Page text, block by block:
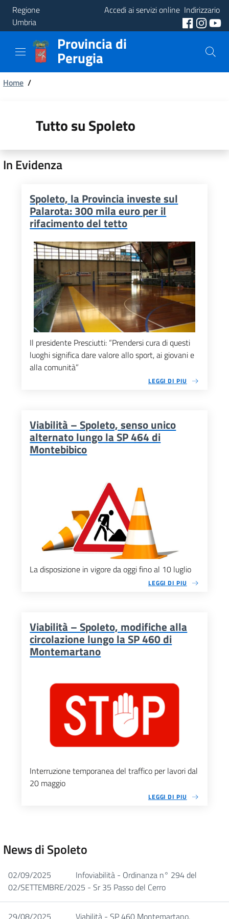
Regione
Umbria
Accedi ai servizi online Indirizzario
Provincia
Aree
Tematiche
Provincia di
Perugia
Briciole
pane
Home /
Tutto su Spoleto
In Evidenza
Spoleto, la Provincia investe sul
Palarota: 300 mila euro per il
rifacimento del tetto
Il presidente Presciutti: “Prendersi cura di questi
luoghi significa dare valore allo sport, ai giovani e
alla comunità”
LEGGI DI PIU
Viabilità – Spoleto, senso unico
alternato lungo la SP 464 di
Montebibico
La disposizione in vigore da oggi fino al 10 luglio
LEGGI DI PIU
Viabilità – Spoleto, modifiche alla
circolazione lungo la SP 460 di
Montemartano
Interruzione temporanea del traffico per lavori dal
20 maggio
LEGGI DI PIU
News di Spoleto
02/09/2025
Infoviabilità - Ordinanza n° 294 del
02/SETTEMBRE/2025 - Sr 35 Passo del Cerro
29/08/2025 Viabilità - SP 460 Montemartano,